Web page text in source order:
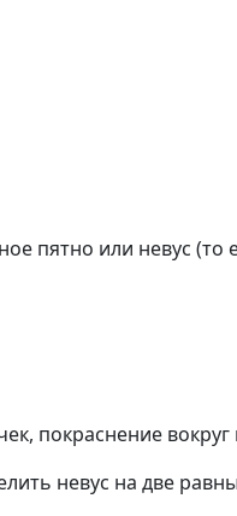
пятно или невус (то
покраснение вокруг
невус на две